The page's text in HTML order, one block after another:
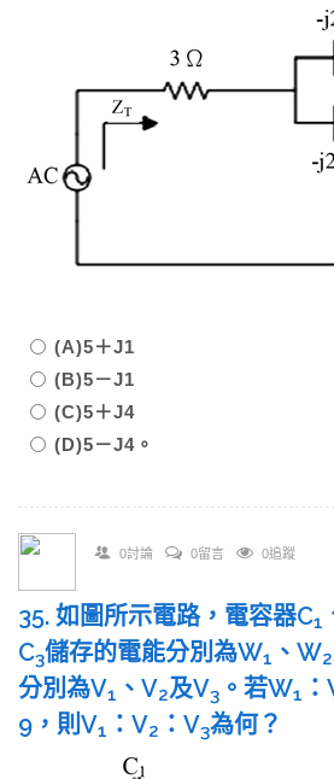
(A)5＋J1
(B)5－J1
(C)5＋J4
(D)5－J4。
0討論 0留言 0追蹤
35. 如圖所示電路，電容器C1
C3儲存的電能分別為W1 、W2
分別為V1 、V2及V3 。若W1
9，則V1 ：V2 ：V3為何？